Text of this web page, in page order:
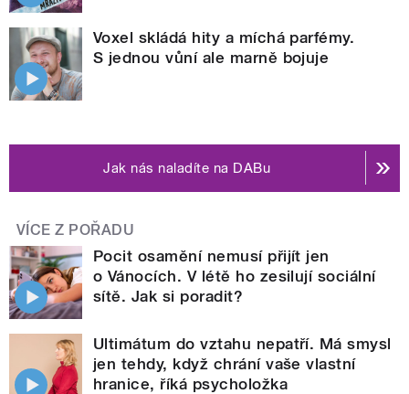
Voxel skládá hity a míchá parfémy.
S jednou vůní ale marně bojuje
Jak nás naladíte na DABu
VÍCE Z POŘADU
Pocit osamění nemusí přijít jen
o Vánocích. V létě ho zesilují sociální
sítě. Jak si poradit?
Ultimátum do vztahu nepatří. Má smysl
jen tehdy, když chrání vaše vlastní
hranice, říká psycholožka